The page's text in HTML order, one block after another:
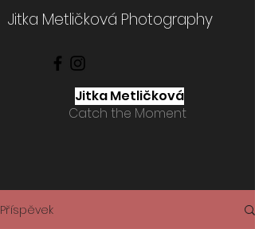
Jitka Metličková Photography
Jitka Metličková
Catch the Moment
Příspěvek